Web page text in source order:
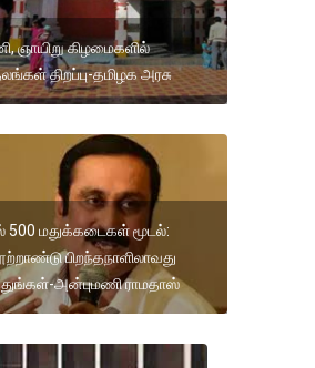
ஞாயிறு கிழமைகளில்
திறப்பு-தமிழக அரசு
500 மதுக்கடைகள் மூடல்:
பிறந்தநாளிலாவது
அன்புமணி ராமதாஸ்